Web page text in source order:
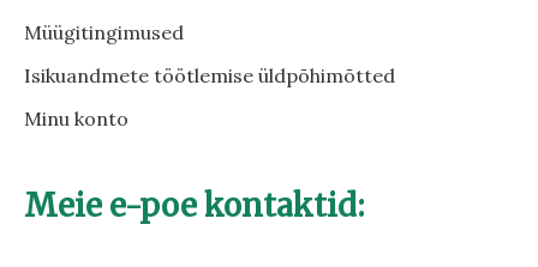
Müügitingimused
Isikuandmete töötlemise üldpõhimõtted
Minu konto
Meie e-poe kontaktid: